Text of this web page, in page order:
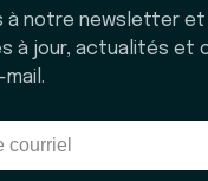
à notre newsletter
à jour, actualités et